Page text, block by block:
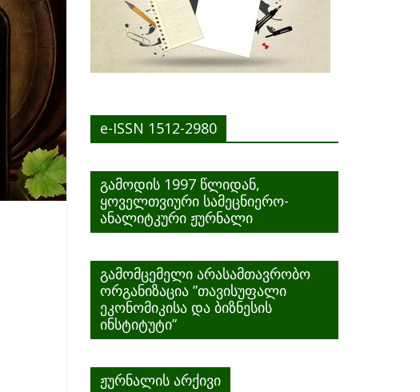
e-ISSN 1512-2980
გამოდის 1997 წლიდან,
ყოველთვიური სამეცნიერო-
ანალიტკური ჟურნალი
გამომცემელი არასამთავრობო
ორგანიზაცია ”თავისუფალი
ეკონომიკისა და ბიზნესის
ინსტიტუტი”
ჟურნალის არქივი